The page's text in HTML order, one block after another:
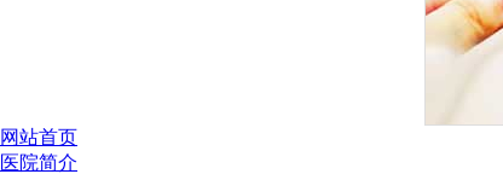
网站首页
医院简介